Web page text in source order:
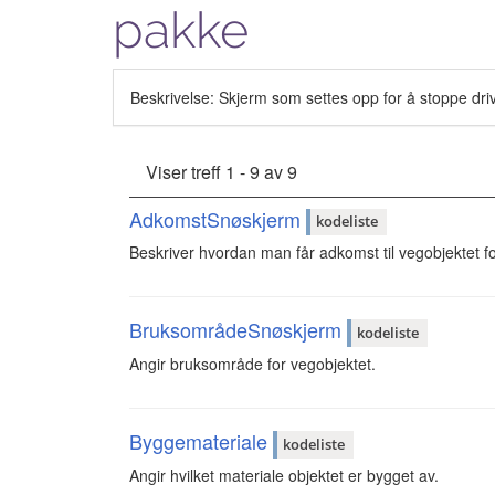
pakke
Beskrivelse: Skjerm som settes opp for å stoppe
Viser treff 1 - 9 av 9
AdkomstSnøskjerm kodeliste
Beskriver hvordan man får adkomst til vegobjektet
BruksområdeSnøskjerm kodeliste
Angir bruksområde for vegobjektet.
Byggemateriale kodeliste
Angir hvilket materiale objektet er bygget av.